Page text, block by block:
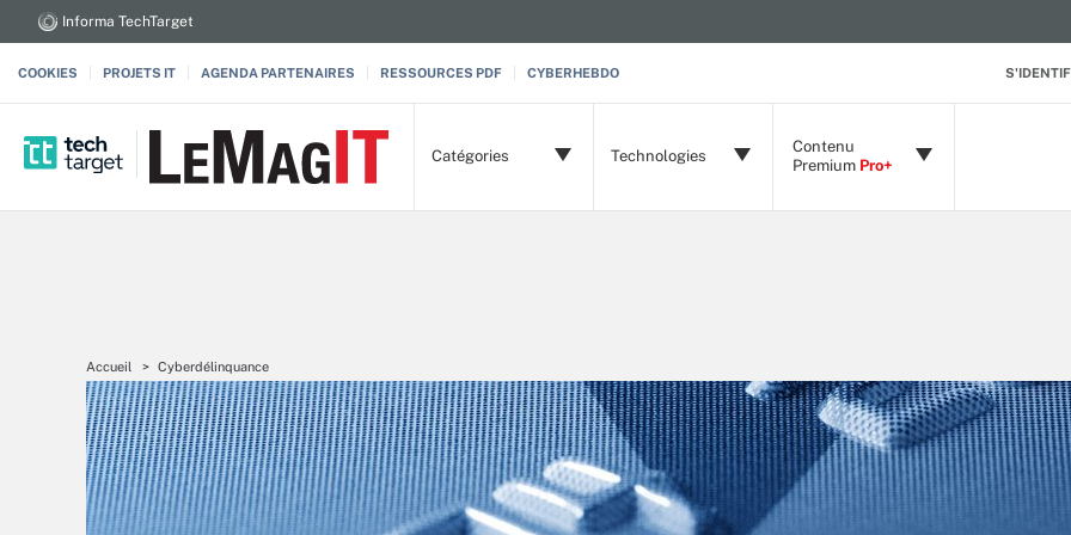
Informa TechTarget
COOKIES PROJETS IT AGENDA PARTENAIRES RESSOURCES PDF CYBERHEBDO
Catégories Technologies
Contenu
Premium Pro+
Accueil Cyberdélinquance